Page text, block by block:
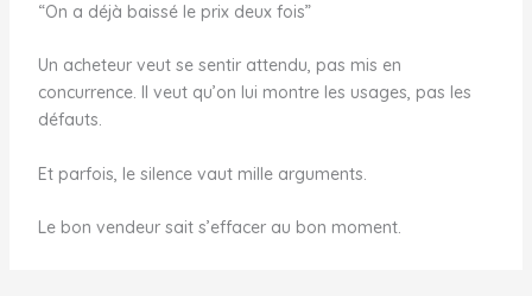
“On a déjà baissé le prix deux fois”
Un acheteur veut se sentir attendu, pas mis en
concurrence. Il veut qu’on lui montre les usages, pas les
défauts.
Et parfois, le silence vaut mille arguments.
Le bon vendeur sait s’effacer au bon moment.